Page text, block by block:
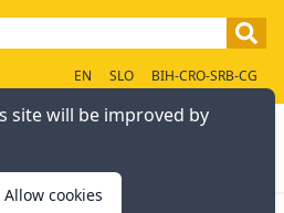
EN SLO BIH-CRO-SRB-CG
site will be improved by
Allow cookies